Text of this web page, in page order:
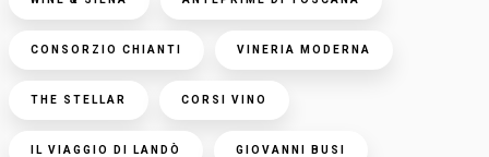
CONSORZIO CHIANTI VINERIA MODERNA
THE STELLAR CORSI VINO
IL VIAGGIO DI LANDÒ GIOVANNI BUSI